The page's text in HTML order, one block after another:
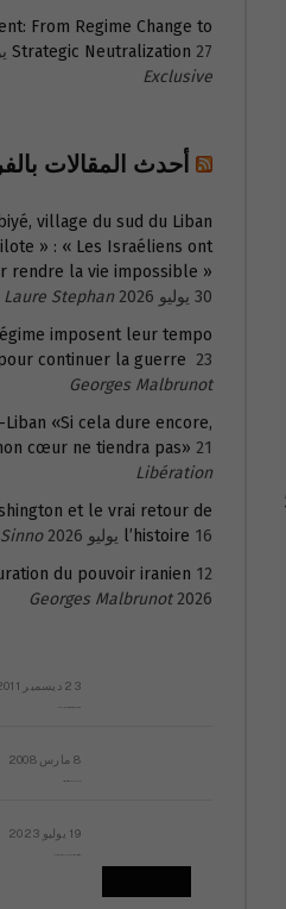
تجميع 5
From Regime Change to
Strategic Neutralization 27 يوليو 2026
Exclusive
أحدث المقالات
village du sud du Liban
» : « Les Israéliens ont
rendre la vie impossible »
30 يوليو 2026
Laure Stephan
imposent leur tempo
continuer la guerre 23 يوليو 2026
Georges Malbrunot
Liban «Si cela dure encore,
cœur ne tiendra pas» 21 يوليو 2026
Libération
et le vrai retour de
l’histoire 16 يوليو 2026
du pouvoir iranien
2026
Georges Malbrunot
23 ديسمبر 2011
8 مارس 2008
19 يوليو 2023